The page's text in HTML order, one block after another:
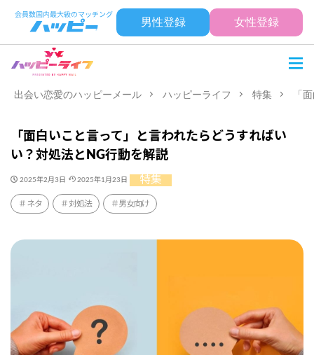
男性登録 女性登録
出会い恋愛のハッピーメール ハッピーライフ 特集 「
「面白いこと言って」と言われたらどうすればい
い？対処法とNG行動を解説
2025年2月3日 2025年1月23日 特集
ネタ 対処法 男女向け